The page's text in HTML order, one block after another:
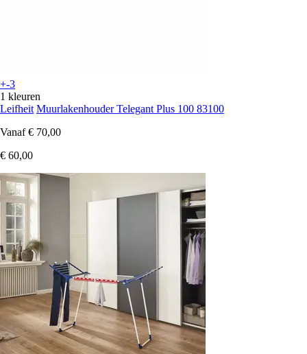
+-3
1 kleuren
Leifheit Muurlakenhouder Telegant Plus 100 83100
Vanaf € 70,00
€ 60,00